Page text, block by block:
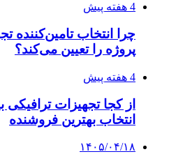
4 هفته پیش
چرا انتخاب تامین‌کننده
پروژه را تعیین می‌کند؟
4 هفته پیش
از کجا تجهیزات ترافیکی
انتخاب بهترین فروشنده
۱۴۰۵/۰۴/۱۸